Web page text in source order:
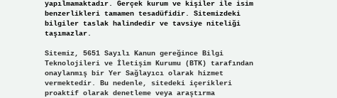
yapılmamaktadır. Gerçek kurum ve kişiler ile isim
benzerlikleri tamamen tesadüfidir. Sitemizdeki
bilgiler taslak halindedir ve tavsiye niteliği
taşımazlar.
Sitemiz, 5651 Sayılı Kanun gereğince Bilgi
Teknolojileri ve İletişim Kurumu (BTK) tarafından
onaylanmış bir Yer Sağlayıcı olarak hizmet
vermektedir. Bu nedenle, sitedeki içerikleri
proaktif olarak denetleme veya araştırma